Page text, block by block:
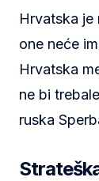
Hrvatska je
one neće
Hrvatska
ne bi
ruska